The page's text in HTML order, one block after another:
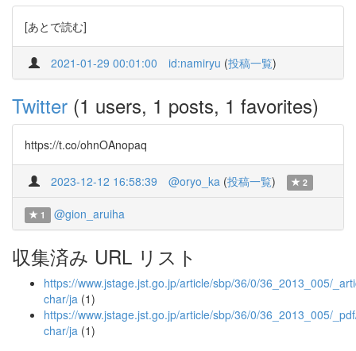
[あとで読む]
2021-01-29 00:01:00 id:namiryu (投稿一覧)
Twitter (1 users, 1 posts, 1 favorites)
https://t.co/ohnOAnopaq
2023-12-12 16:58:39 @oryo_ka (投稿一覧) 2
1 @gion_aruiha
収集済み URL リスト
https://www.jstage.jst.go.jp/article/sbp/36/0/36_2013_005/
char/ja (1)
https://www.jstage.jst.go.jp/article/sbp/36/0/36_2013_005/
char/ja (1)